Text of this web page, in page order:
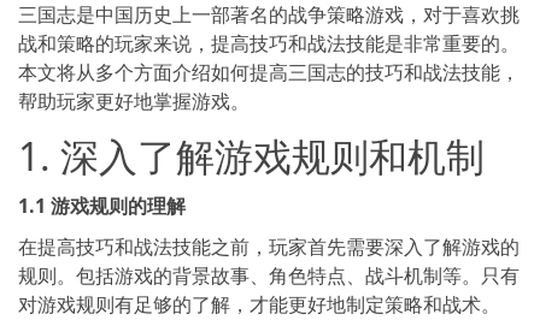
三国志是中国历史上一部著名的战争策略游戏，对于喜欢挑
战和策略的玩家来说，提高技巧和战法技能是非常重要的。
本文将从多个方面介绍如何提高三国志的技巧和战法技能，
帮助玩家更好地掌握游戏。
1. 深入了解游戏规则和机制
1.1 游戏规则的理解
在提高技巧和战法技能之前，玩家首先需要深入了解游戏的
规则。包括游戏的背景故事、角色特点、战斗机制等。只有
对游戏规则有足够的了解，才能更好地制定策略和战术。